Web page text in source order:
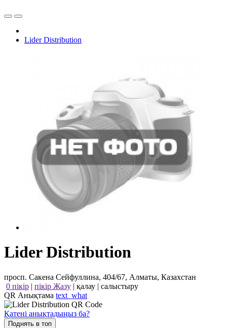
Lider Distribution
Lider Distribution
просп. Сакена Сейфуллина, 404/67, Алматы, Казахстан
0 пікір | пікір Жазу | қалау | салыстыру
QR Анықтама text_what
Қатені анықтадыңыз ба?
Поднять в топ